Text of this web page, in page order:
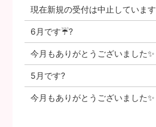
現在新規の受付は中止しています
6月です☔?
今月もありがとうございました✨
5月です?
今月もありがとうございました✨